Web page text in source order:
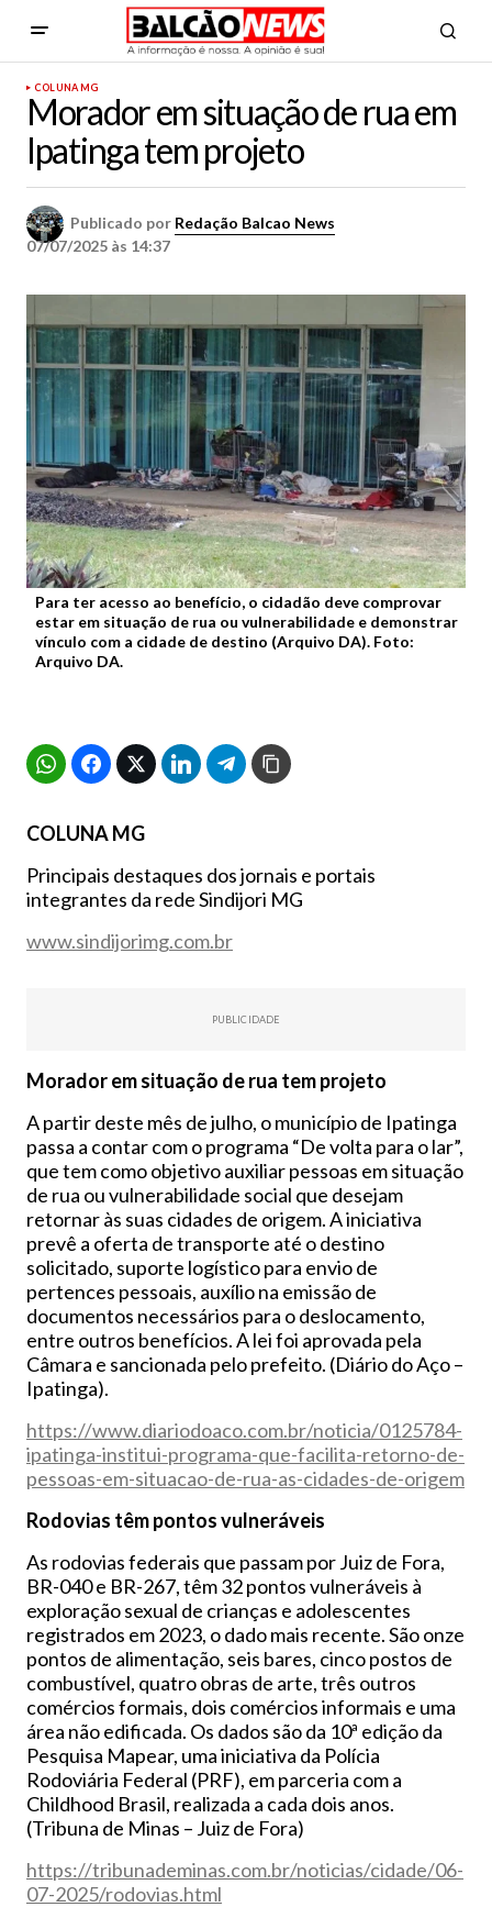
COLUNA MG
Morador em situação de rua em
Ipatinga tem projeto
Publicado por Redação Balcao News
07/07/2025 às 14:37
Para ter acesso ao benefício, o cidadão deve comprovar
estar em situação de rua ou vulnerabilidade e demonstrar
vínculo com a cidade de destino (Arquivo DA). Foto:
Arquivo DA.
COLUNA MG
Principais destaques dos jornais e portais
integrantes da rede Sindijori MG
www.sindijorimg.com.br
PUBLICIDADE
Morador em situação de rua tem projeto
A partir deste mês de julho, o município de Ipatinga
passa a contar com o programa “De volta para o lar”,
que tem como objetivo auxiliar pessoas em situação
de rua ou vulnerabilidade social que desejam
retornar às suas cidades de origem. A iniciativa
prevê a oferta de transporte até o destino
solicitado, suporte logístico para envio de
pertences pessoais, auxílio na emissão de
documentos necessários para o deslocamento,
entre outros benefícios. A lei foi aprovada pela
Câmara e sancionada pelo prefeito. (Diário do Aço –
Ipatinga).
https://www.diariodoaco.com.br/noticia/0125784-
ipatinga-institui-programa-que-facilita-retorno-de-
pessoas-em-situacao-de-rua-as-cidades-de-origem
Rodovias têm pontos vulneráveis
As rodovias federais que passam por Juiz de Fora,
BR-040 e BR-267, têm 32 pontos vulneráveis à
exploração sexual de crianças e adolescentes
registrados em 2023, o dado mais recente. São onze
pontos de alimentação, seis bares, cinco postos de
combustível, quatro obras de arte, três outros
comércios formais, dois comércios informais e uma
área não edificada. Os dados são da 10ª edição da
Pesquisa Mapear, uma iniciativa da Polícia
Rodoviária Federal (PRF), em parceria com a
Childhood Brasil, realizada a cada dois anos.
(Tribuna de Minas – Juiz de Fora)
https://tribunademinas.com.br/noticias/cidade/06-
07-2025/rodovias.html